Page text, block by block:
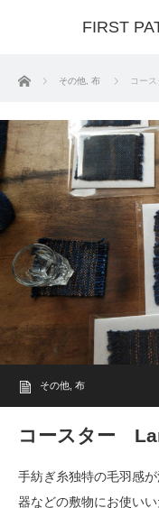
FIRST
ホーム その他 布 コー
その他 布
コースター
手紡ぎ糸独特の毛羽感
器などの敷物にお使いい